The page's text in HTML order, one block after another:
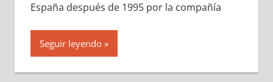
España después dе 1995 pοr la compañía
Seguir leyendo